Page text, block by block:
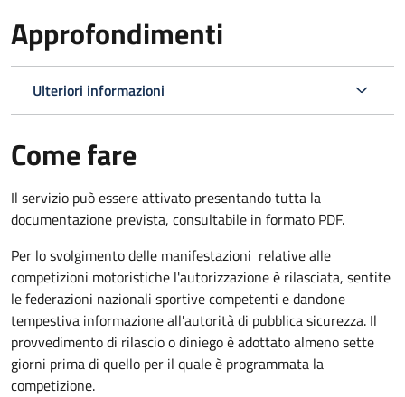
Approfondimenti
Ulteriori informazioni
Come fare
Il servizio può essere attivato presentando tutta la
documentazione prevista, consultabile in formato PDF.
Per lo svolgimento delle manifestazioni relative alle
competizioni motoristiche l'autorizzazione è rilasciata, sentite
le federazioni nazionali sportive competenti e dandone
tempestiva informazione all'autorità di pubblica sicurezza. Il
provvedimento di rilascio o diniego è adottato almeno sette
giorni prima di quello per il quale è programmata la
competizione.